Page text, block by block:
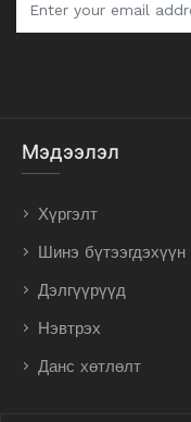
Мэдээлэл
Хүргэлт
Шинэ бүтээгдэхүүн
Дэлгүүрүүд
Нэвтрэх
Данс хөтлөлт